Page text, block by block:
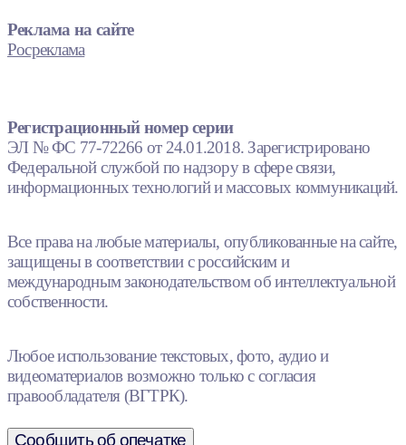
Реклама на сайте
Росреклама
Регистрационный номер серии
ЭЛ № ФС 77-72266 от 24.01.2018. Зарегистрировано
Федеральной службой по надзору в сфере связи,
информационных технологий и массовых коммуникаций.
Все права на любые материалы, опубликованные на сайте,
защищены в соответствии с российским и
международным законодательством об интеллектуальной
собственности.
Любое использование текстовых, фото, аудио и
видеоматериалов возможно только с согласия
правообладателя (ВГТРК).
Сообщить об опечатке